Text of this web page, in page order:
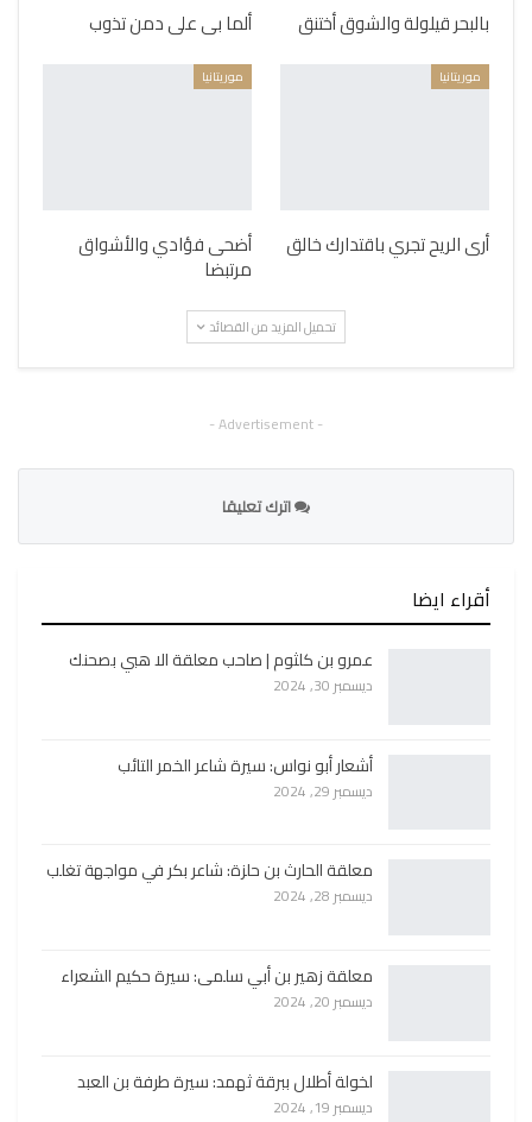
بالبحر قيلولة والشوق أختنق ألما بى على دمن تذوب
موريتانيا
أرى الريح تجري باقتدارك خالق
موريتانيا
أضحى فؤادي والأشواق
مرتبضا
تحميل المزيد من القصائد
- Advertisement -
اترك تعليقا
أقراء ايضا
عمرو بن كلثوم | صاحب معلقة الا هبي بصحنك
ديسمبر 30, 2024
أشعار أبو نواس: سيرة شاعر الخمر التائب
ديسمبر 29, 2024
معلقة الحارث بن حلزة: شاعر بكر في مواجهة تغلب
ديسمبر 28, 2024
معلقة زهير بن أبي سلمى: سيرة حكيم الشعراء
ديسمبر 20, 2024
لخولة أطلال ببرقة ثهمد: سيرة طرفة بن العبد
ديسمبر 19, 2024